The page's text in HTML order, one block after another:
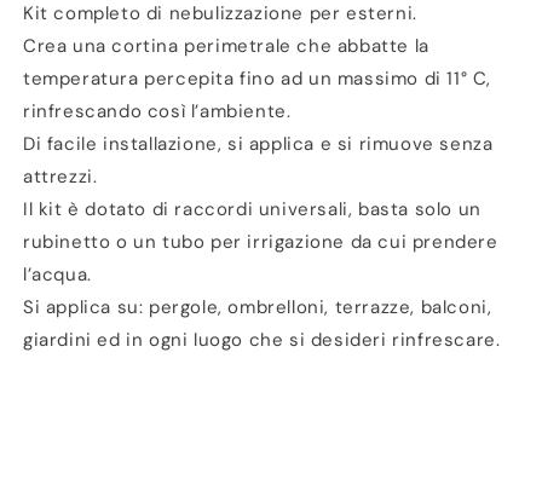
da
15
da
15
metri
Kit completo di nebulizzazione per esterni.
Crea una cortina perimetrale che abbatte la
temperatura percepita fino ad un massimo di 11° C,
rinfrescando così l’ambiente.
Di facile installazione, si applica e si rimuove senza
attrezzi.
Il kit è dotato di raccordi universali, basta solo un
rubinetto o un tubo per irrigazione da cui prendere
l’acqua.
Si applica su: pergole, ombrelloni, terrazze, balconi,
giardini ed in ogni luogo che si desideri rinfrescare.